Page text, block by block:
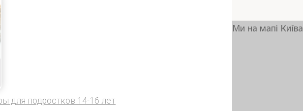
для подростков 14-16 лет
Ми на мапі Київа